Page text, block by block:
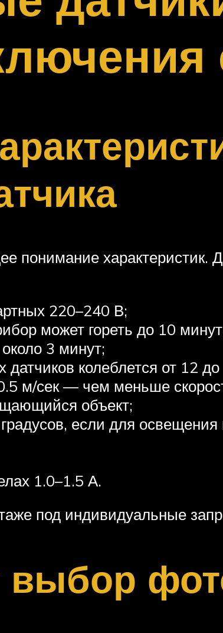
понимание характеристик.
220–240 В;
может гореть до 10
3 минут;
колеблется от 12
м/сек — чем меньше
объект;
если для освещения
1.0–1.5 А.
под индивидуальные
выбор